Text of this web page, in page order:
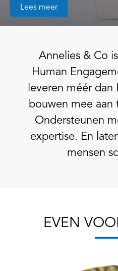
Lees meer
Annelies & Co
Human
leveren méér dan
bouwen mee
Ondersteunen
expertise. En
mensen
EVEN